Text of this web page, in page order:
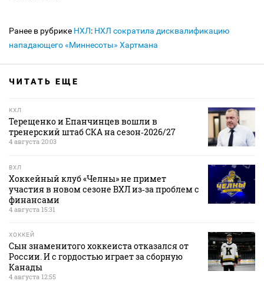
Ранее в рубрике НХЛ: НХЛ сократила дисквалификацию
нападающего «Миннесоты» Хартмана
ЧИТАТЬ ЕЩЕ
КХЛ
Терещенко и Епанчинцев вошли в
тренерский штаб СКА на сезон‑2026/27
4 августа 20:03
ВХЛ
Хоккейный клуб «Челны» не примет
участия в новом сезоне ВХЛ из‑за проблем с
финансами
4 августа 15:31
ХОККЕЙ
Сын знаменитого хоккеиста отказался от
России. И с гордостью играет за сборную
Канады
4 августа 12:55